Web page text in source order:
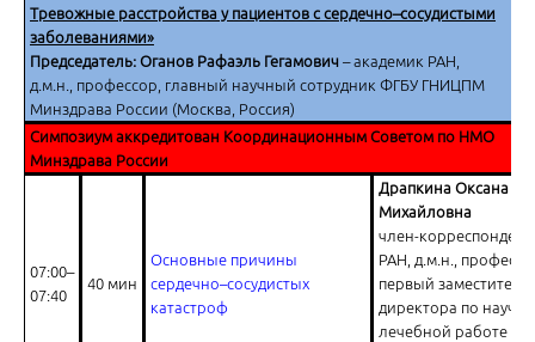
Вклад семьи Боткиных в развитие отечественного
Вступительное слово
Тревожные расстройства у пациентов с сердечно–сосудистыми
заболеваниями»
Председатель: Оганов Рафаэль Гегамович – академик РАН,
д.м.н., профессор, главный научный сотрудник ФГБУ ГНИЦПМ
Минздрава России (Москва, Россия)
Симпозиум аккредитован Координационным Советом по НМО
Минздрава России
07:00–
07:40
40 мин
Основные причины
сердечно–сосудистых
катастроф
Драпкина Оксана
Михайловна
член-корреспондент
РАН, д.м.н.,
первый заместитель
директора по
лечебной работе